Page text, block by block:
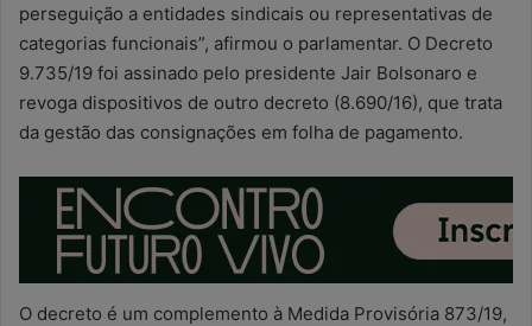
perseguição a entidades sindicais ou representativas de
categorias funcionais”, afirmou o parlamentar. O Decreto
9.735/19 foi assinado pelo presidente Jair Bolsonaro e
revoga dispositivos de outro decreto (8.690/16), que trata
da gestão das consignações em folha de pagamento.
O decreto é um complemento à Medida Provisória 873/19,